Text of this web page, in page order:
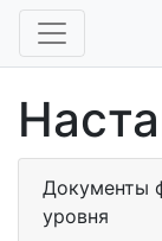
Документы
уровня